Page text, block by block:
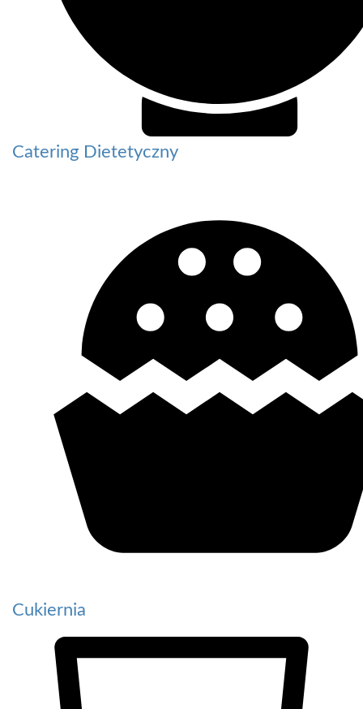
Catering Dietetyczny
Cukiernia